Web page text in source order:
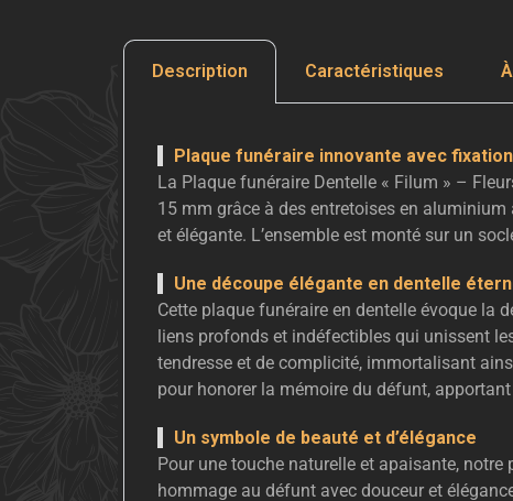
Description Caractéristiques
Plaque funéraire innovante avec
La Plaque funéraire Dentelle « Filum » –
15 mm grâce à des entretoises en
et élégante. L’ensemble est monté sur un
Une découpe élégante en dentelle
Cette plaque funéraire en dentelle évoque la
liens profonds et indéfectibles qui unissent
tendresse et de complicité, immortalisant
pour honorer la mémoire du défunt,
Un symbole de beauté et d’élégance
Pour une touche naturelle et apaisante, notre
hommage au défunt avec douceur et